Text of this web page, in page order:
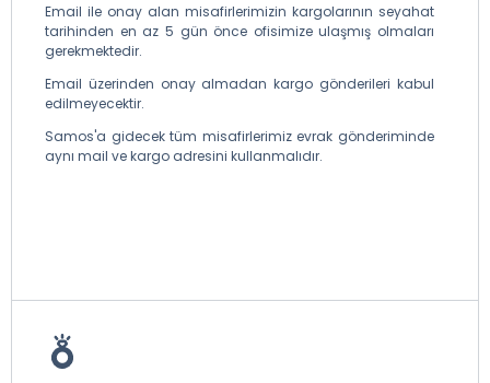
Email ile onay alan misafirlerimizin kargolarının seyahat
tarihinden en az 5 gün önce ofisimize ulaşmış olmaları
gerekmektedir.
Email üzerinden onay almadan kargo gönderileri kabul
edilmeyecektir.
Samos'a gidecek tüm misafirlerimiz evrak gönderiminde
aynı mail ve kargo adresini kullanmalıdır.